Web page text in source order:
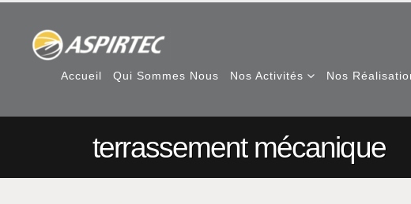
Accueil Qui Sommes Nous Nos Activités Nos
terrassement mécanique